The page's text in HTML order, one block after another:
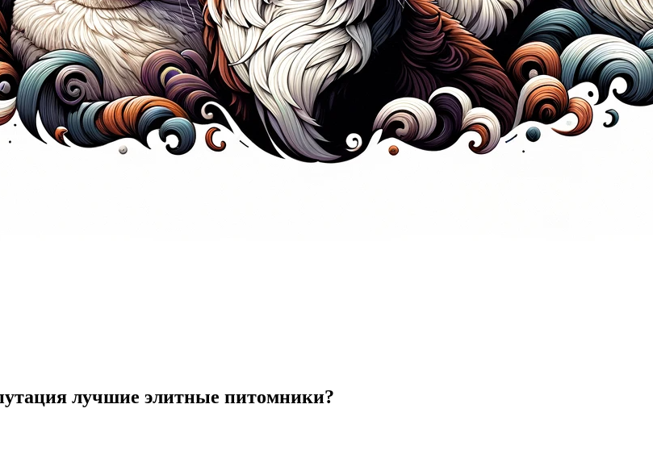
лучшие элитные питомники?